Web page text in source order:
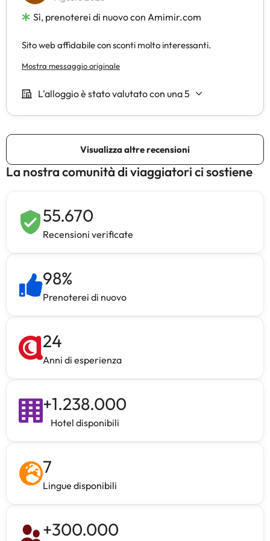
La nostra comunità di viaggiatori ci sostiene
55.670
Recensioni verificate
98%
Prenoterei di nuovo
24
Anni di esperienza
+1.238.000
Hotel disponibili
7
Lingue disponibili
+300.000